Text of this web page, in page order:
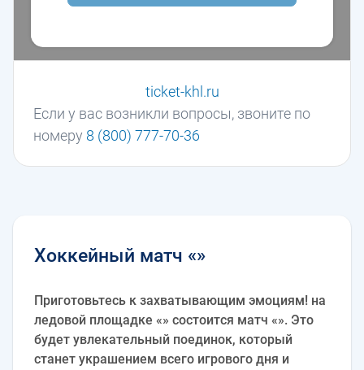
Если у вас возникли вопросы, звоните по
номеру 8 (800) 777-70-36
ticket-khl.ru
Хоккейный матч «»
Приготовьтесь к захватывающим эмоциям! на
ледовой площадке «» состоится матч «». Это
будет увлекательный поединок, который
станет украшением всего игрового дня и